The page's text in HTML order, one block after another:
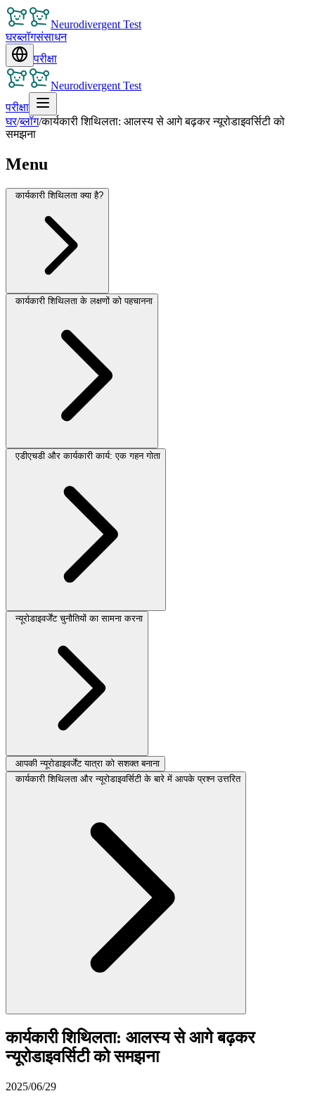
Neurodivergent Test
घरब्लॉगसंसाधन
परीक्षा
Neurodivergent Test
परीक्षा
घर/ब्लॉग/कार्यकारी शिथिलता: आलस्य से आगे बढ़कर न्यूरोडाइवर्सिटी को
समझना
Menu
कार्यकारी शिथिलता क्या है?
कार्यकारी शिथिलता के लक्षणों को पहचानना
एडीएचडी और कार्यकारी कार्य: एक गहन गोता
न्यूरोडाइवर्जेंट चुनौतियों का सामना करना
आपकी न्यूरोडाइवर्जेंट यात्रा को सशक्त बनाना
कार्यकारी शिथिलता और न्यूरोडाइवर्सिटी के बारे में आपके प्रश्न उत्तरित
कार्यकारी शिथिलता: आलस्य से आगे बढ़कर
न्यूरोडाइवर्सिटी को समझना
2025/06/29